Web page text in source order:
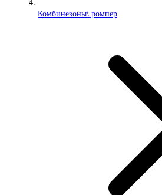
Комбинезоны\ ромпер